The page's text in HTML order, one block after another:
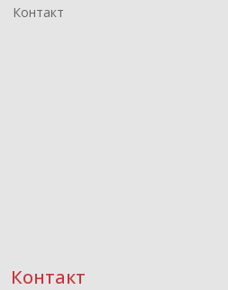
Контакт
Контакт